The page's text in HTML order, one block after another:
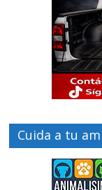
Cuida a tu